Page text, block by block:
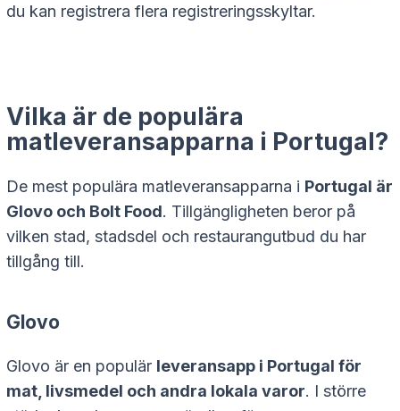
du kan registrera flera registreringsskyltar.
Vilka är de populära
matleveransapparna i Portugal?
De mest populära matleveransapparna i Portugal är
Glovo och Bolt Food. Tillgängligheten beror på
vilken stad, stadsdel och restaurangutbud du har
tillgång till.
Glovo
Glovo är en populär leveransapp i Portugal för
mat, livsmedel och andra lokala varor. I större